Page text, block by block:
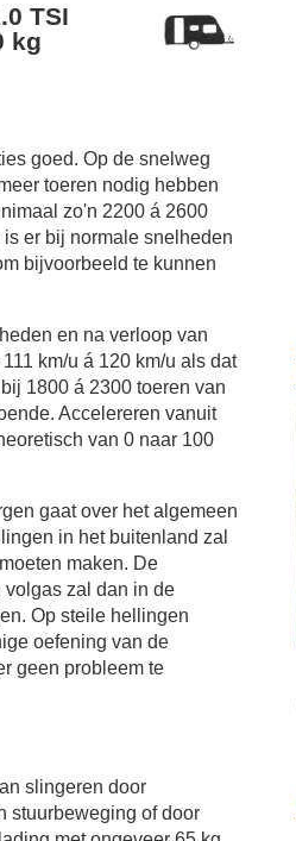
TSI
kg
goed. Op de snelweg
toeren nodig hebben
zo'n 2200 á 2600
er bij normale snelheden
bijvoorbeeld te kunnen
en na verloop van
111 km/u á 120 km/u als dat
1800 á 2300 toeren van
Accelereren vanuit
van 0 naar 100
gaat over het algemeen
in het buitenland zal
maken. De
zal dan in de
Op steile hellingen
oefening van de
geen probleem te
slingeren door
stuurbeweging of door